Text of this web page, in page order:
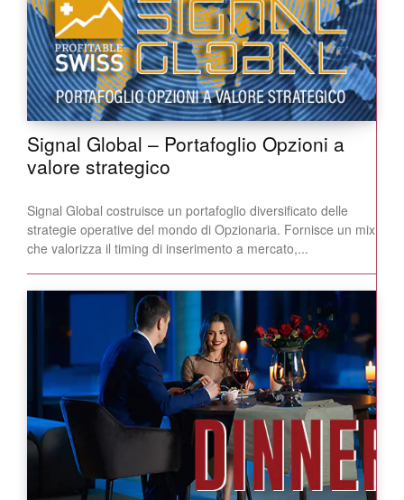
Signal Global – Portafoglio Opzioni a
valore strategico
Signal Global costruisce un portafoglio diversificato delle
strategie operative del mondo di Opzionaria. Fornisce un mix
che valorizza il timing di inserimento a mercato,...